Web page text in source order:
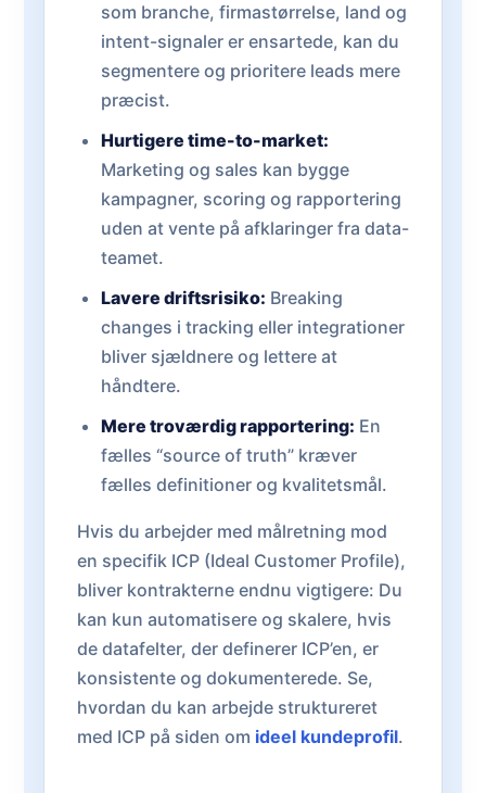
som branche, firmastørrelse, land og
intent-signaler er ensartede, kan du
segmentere og prioritere leads mere
præcist.
Hurtigere time-to-market:
Marketing og sales kan bygge
kampagner, scoring og rapportering
uden at vente på afklaringer fra data-
teamet.
Lavere driftsrisiko: Breaking
changes i tracking eller integrationer
bliver sjældnere og lettere at
håndtere.
Mere troværdig rapportering: En
fælles “source of truth” kræver
fælles definitioner og kvalitetsmål.
Hvis du arbejder med målretning mod
en specifik ICP (Ideal Customer Profile),
bliver kontrakterne endnu vigtigere: Du
kan kun automatisere og skalere, hvis
de datafelter, der definerer ICP’en, er
konsistente og dokumenterede. Se,
hvordan du kan arbejde struktureret
med ICP på siden om ideel kundeprofil.